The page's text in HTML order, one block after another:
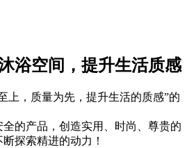
浴空间，提升生活质感
上，质量为先，提升生活的质感”的
的产品，创造实用、时尚、尊贵的
探索精进的动力！